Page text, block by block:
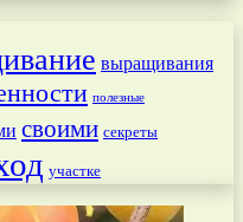
выращивания
полезные
своими секреты
участке